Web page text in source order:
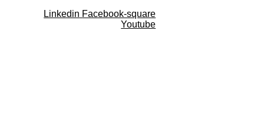
Linkedin Facebook-square
Youtube